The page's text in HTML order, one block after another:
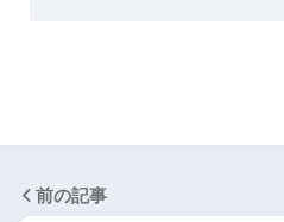
前の記事